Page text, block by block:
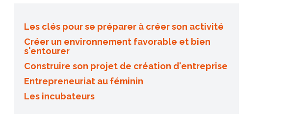
Les clés pour se préparer à créer son activité
Créer un environnement favorable et bien
s'entourer
Construire son projet de création d'entreprise
Entrepreneuriat au féminin
Les incubateurs